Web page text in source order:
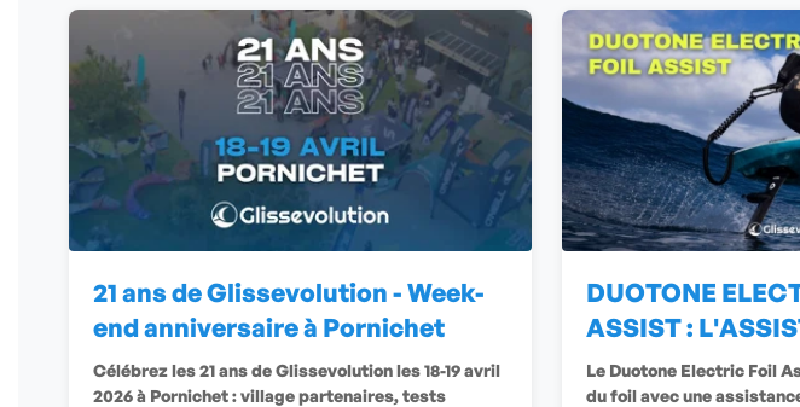
21 ans de Glissevolution - Week-
end anniversaire à Pornichet
Célébrez les 21 ans de Glissevolution les 18-19 avril
2026 à Pornichet : village partenaires, tests
DUOTONE
ASSIST :
ÉLECTRIQUE
Le Duotone Electric Foil
du foil avec une